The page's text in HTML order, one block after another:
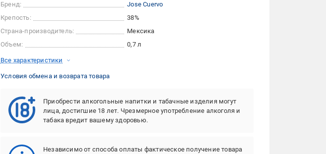
Бренд:
Jose Cuervo
Крепость:
38%
Страна-производитель:
Мексика
Объем:
0,7 л
Все характеристики
Условия обмена и возврата товара
Приобрести алкогольные напитки и табачные изделия могут
лица, достигшие 18 лет. Чрезмерное употребление алкоголя и
табака вредит вашему здоровью.
Независимо от способа оплаты фактическое получение товара